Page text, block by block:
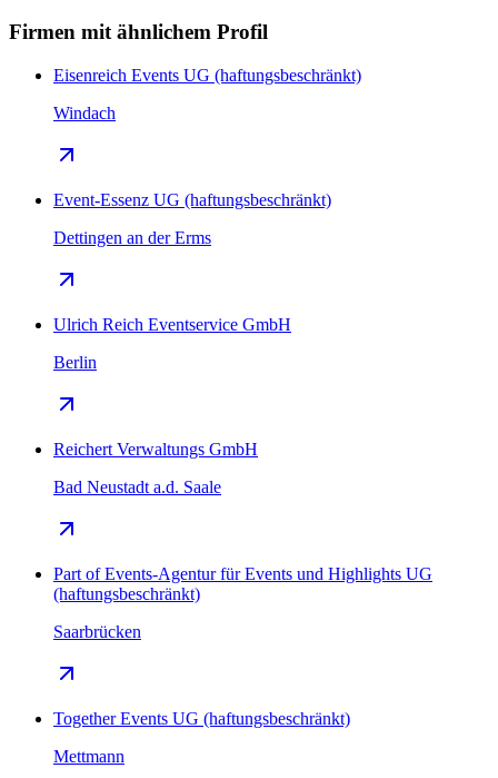
Firmen mit ähnlichem Profil
Eisenreich Events UG (haftungsbeschränkt)
Windach
Event-Essenz UG (haftungsbeschränkt)
Dettingen an der Erms
Ulrich Reich Eventservice GmbH
Berlin
Reichert Verwaltungs GmbH
Bad Neustadt a.d. Saale
Part of Events-Agentur für Events und Highlights UG
(haftungsbeschränkt)
Saarbrücken
Together Events UG (haftungsbeschränkt)
Mettmann